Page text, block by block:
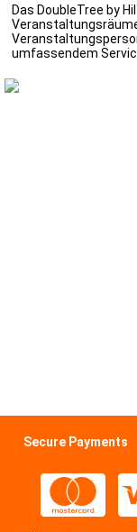
Das DoubleTree by
umfassendem
Secure Payments